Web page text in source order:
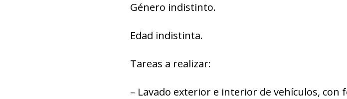
Género indistinto.
Edad indistinta.
Tareas a realizar:
– Lavado exterior e interior de vehículos, con